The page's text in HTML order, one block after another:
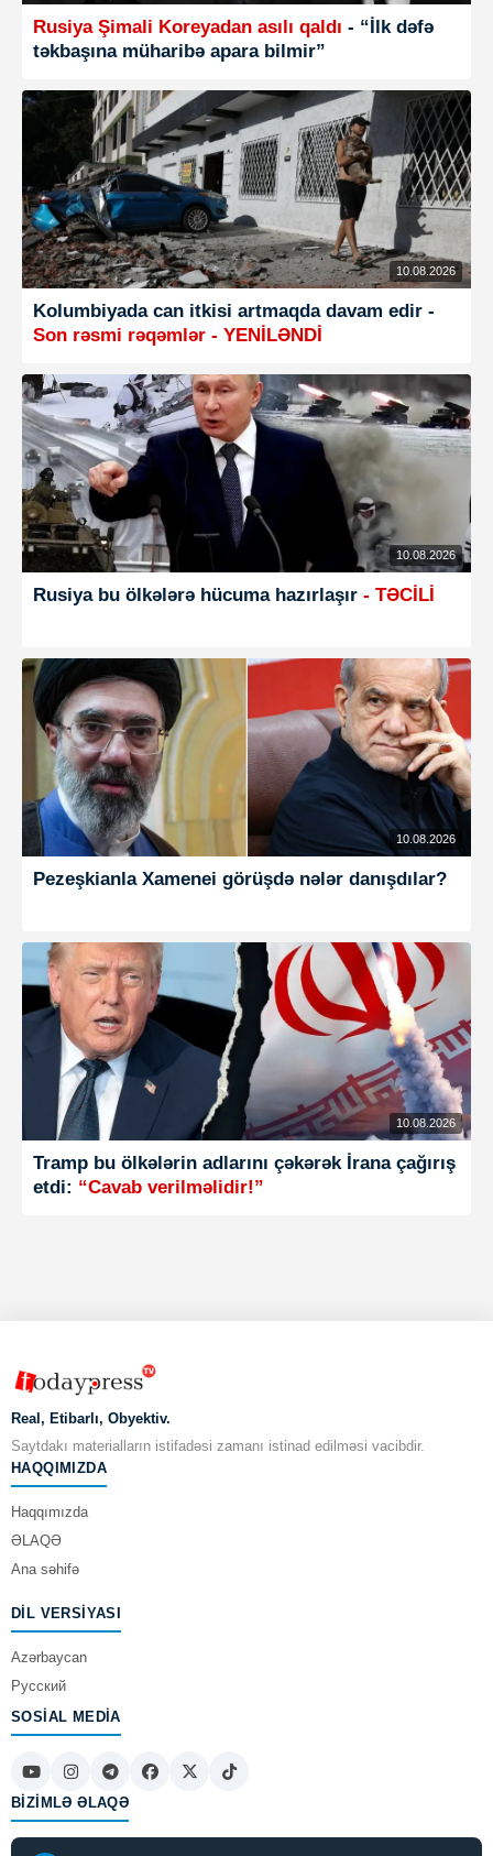
Rusiya Şimali Koreyadan asılı qaldı - “İlk dəfə
təkbaşına müharibə apara bilmir”
10.08.2026
Kolumbiyada can itkisi artmaqda davam edir -
Son rəsmi rəqəmlər - YENİLƏNDİ
10.08.2026
Rusiya bu ölkələrə hücuma hazırlaşır - TƏCİLİ
10.08.2026
Pezeşkianla Xamenei görüşdə nələr danışdılar?
10.08.2026
Tramp bu ölkələrin adlarını çəkərək İrana çağırış
etdi: “Cavab verilməlidir!”
Real, Etibarlı, Obyektiv.
Saytdakı materialların istifadəsi zamanı istinad edilməsi vacibdir.
HAQQIMIZDA
Haqqımızda
ƏLAQƏ
Ana səhifə
DIL VERSIYASI
Azərbaycan
Русский
SOSIAL MEDIA
BIZIMLƏ ƏLAQƏ